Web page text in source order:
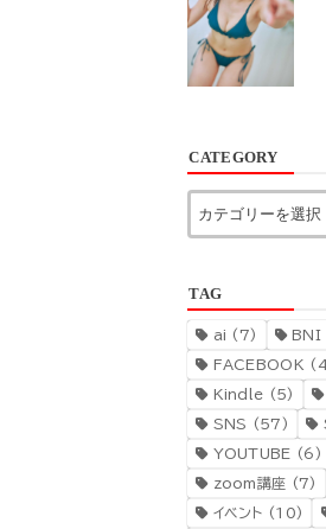
CATEGORY
TAG
ai (7) BNI
FACEBOOK
Kindle (5)
SNS (57)
YOUTUBE (6)
zoom講座 (7)
イベント (10)